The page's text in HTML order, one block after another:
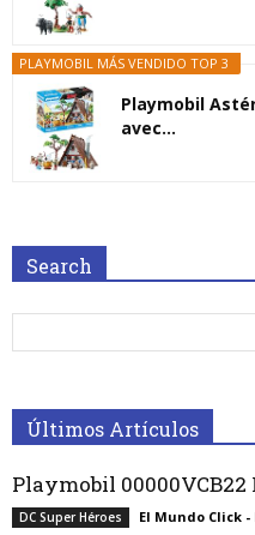
PLAYMOBIL MÁS VENDIDO TOP 3
Playmobil
avec...
Search
Últimos Artículos
Playmobil
DC Super Héroes El Mundo Click